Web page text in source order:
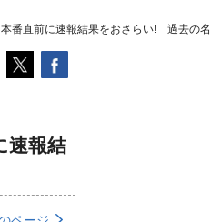
番直前に速報結果をおさらい! 過去の
速報結